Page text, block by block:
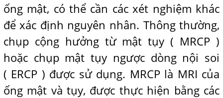
ống mật, có thể cần các xét nghiệm khác
để xác định nguyên nhân. Thông thường,
chụp cộng hưởng từ mật tụy ( MRCP )
hoặc chụp mật tụy ngược dòng nội soi
( ERCP ) được sử dụng. MRCP là MRI của
ống mật và tụy, được thực hiện bằng các